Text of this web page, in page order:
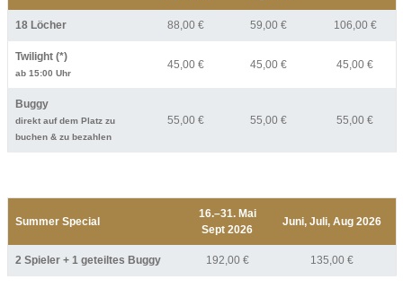
18 Löcher 88,00 € 59,00 € 106,00 €
Twilight (*)
ab 15:00 Uhr
45,00 € 45,00 € 45,00 €
Buggy
direkt auf dem Platz zu
buchen & zu bezahlen
55,00 € 55,00 € 55,00 €
Summer Special
16.–31. Mai
Sept 2026
Juni, Juli, Aug 2026
2 Spieler + 1 geteiltes Buggy 192,00 € 135,00 €